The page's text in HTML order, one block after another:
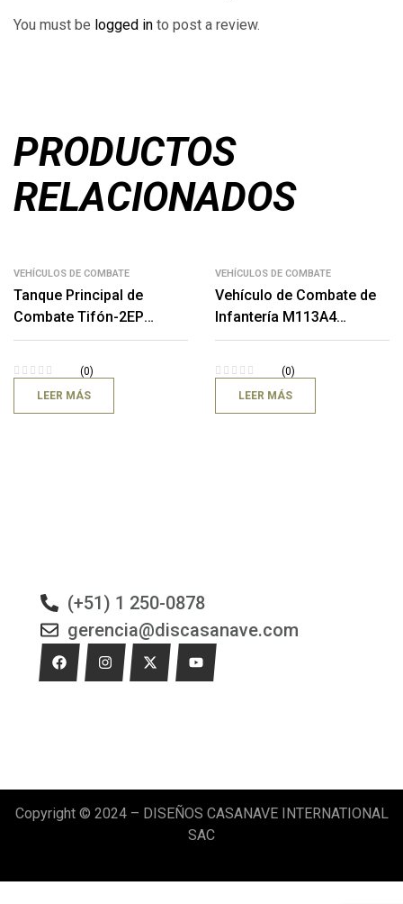
You must be logged in to post a review.
PRODUCTOS
RELACIONADOS
VEHÍCULOS DE COMBATE
Tanque Principal de
Combate Tifón-2EP
(Modernización del
(0)
LEER MÁS
VEHÍCULOS DE COMBATE
Vehículo de Combate de
Infantería M113A4
(Modernización del Porta
(0)
LEER MÁS
(+51) 1 250-0878
gerencia@discasanave.com
Copyright © 2024 – DISEÑOS CASANAVE INTERNATIONAL
SAC